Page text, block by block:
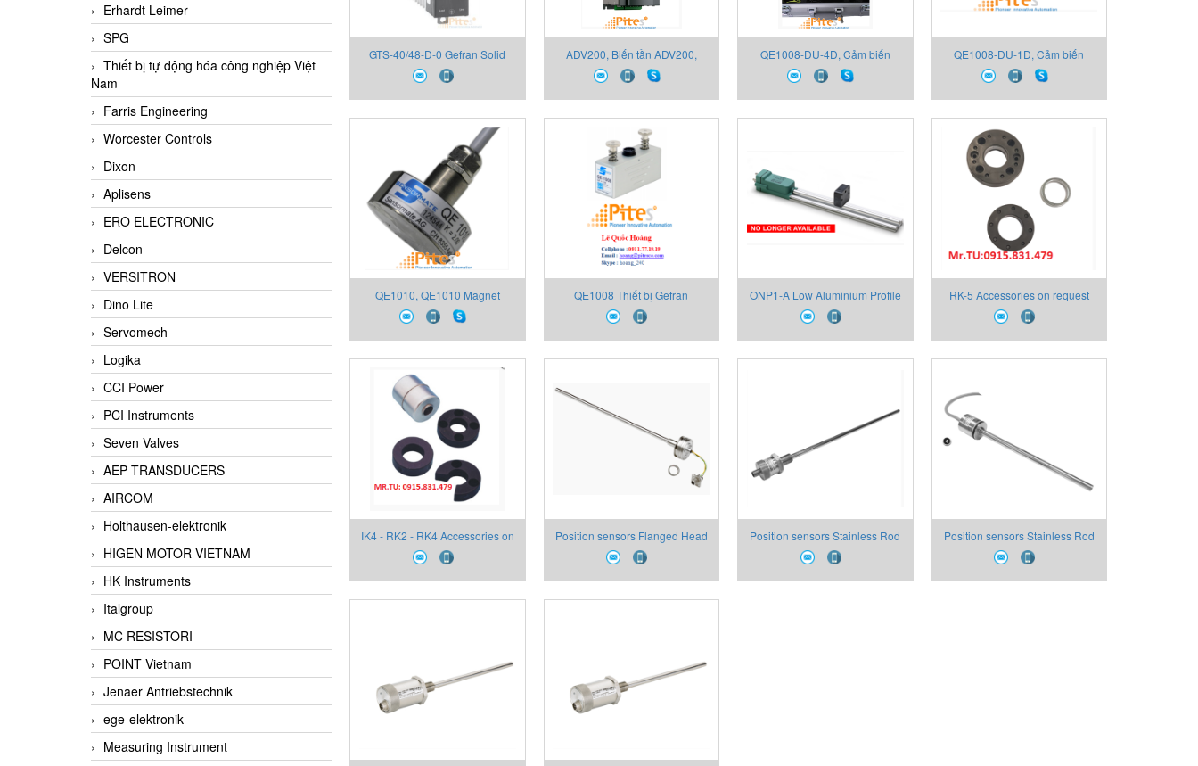
Erhardt Leimer
SPG
Thiết bị tự động hóa công nghiệp Việt
Nam
Farris Engineering
Worcester Controls
Dixon
Aplisens
ERO ELECTRONIC
Delcon
VERSITRON
Dino Lite
Servomech
Logika
CCI Power
PCI Instruments
Seven Valves
AEP TRANSDUCERS
AIRCOM
Holthausen-elektronik
HIGEN MOTOR VIETNAM
HK Instruments
Italgroup
MC RESISTORI
POINT Vietnam
Jenaer Antriebstechnik
ege-elektronik
Measuring Instrument
GTS-40/48-D-0 Gefran Solid
State Relays, GTS Series Thiết
bị Gefran,Đại lý Thiết bị Gefran
ADV200, Biến tần ADV200,
Thiết bị Gefran, Đại lý Thiết bị
Gefran
QE1008-DU-4D, Cảm biến
QE1008-DU-4D, Thiết bị
Gefran, Đại lý Thiết bị Gefran
QE1008-DU-1D, Cảm biến
QE1008-DU-1D, Thiết bị
Gefran, Đại lý Thiết bị Gefran
QE1010, QE1010 Magnet
mount strain sensor, Thiết bị
Gefran, Đại lý Thiết bị Gefran
QE1008 Thiết bị Gefran
ONP1-A Low Aluminium Profile
Analogue Outputs
RK-5 Accessories on request
IK4 - RK2 - RK4 Accessories on
request
Position sensors Flanged Head
Mobile Hydraulic Analogue
Outputs RK5
Position sensors Stainless Rod
Flanged Head Compact
Dimension Analogue Outputs
Position sensors Stainless Rod
Flanged Head Compact
Dimension Analogue Outputs